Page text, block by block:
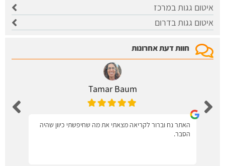
איטום גגות במרכז
איטום גגות בדרום
חוות דעת אחרונות
Tamar Baum
האתר נח וברור לקריאה מצאתי את מה שחיפשתי כיוון שהיה
הסבר.